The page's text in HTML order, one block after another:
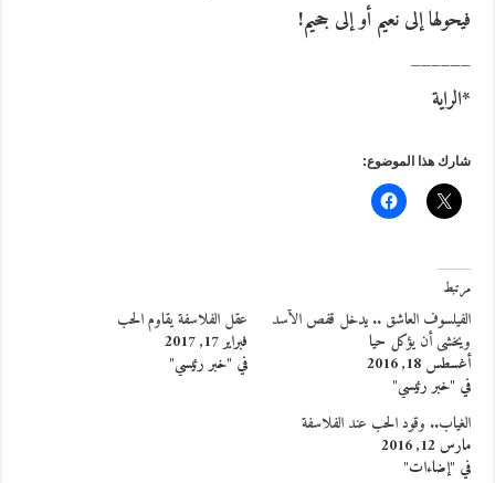
فيحولها إلى نعيم أو إلى جحيم!
______
*الراية
شارك هذا الموضوع:
مرتبط
الفيلسوف العاشق .. يدخل قفص الأسد
ويخشى أن يؤكل حيا
أغسطس 18, 2016
في "خبر رئيسي"
عقل الفلاسفة يقاوم الحب
فبراير 17, 2017
في "خبر رئيسي"
الغياب.. وقود الحب عند الفلاسفة
مارس 12, 2016
في "إضاءات"